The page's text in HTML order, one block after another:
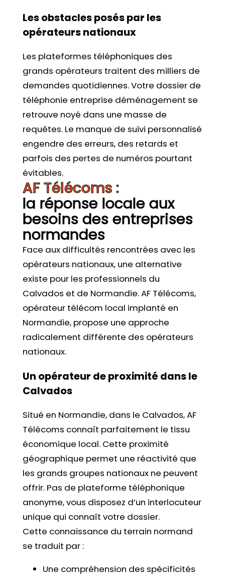
Les obstacles posés par les
opérateurs nationaux
Les plateformes téléphoniques des
grands opérateurs traitent des milliers de
demandes quotidiennes. Votre dossier de
téléphonie entreprise déménagement se
retrouve noyé dans une masse de
requêtes. Le manque de suivi personnalisé
engendre des erreurs, des retards et
parfois des pertes de numéros pourtant
évitables.
AF Télécoms :
la réponse locale aux
besoins des entreprises
normandes
Face aux difficultés rencontrées avec les
opérateurs nationaux, une alternative
existe pour les professionnels du
Calvados et de Normandie. AF Télécoms,
opérateur télécom local implanté en
Normandie, propose une approche
radicalement différente des opérateurs
nationaux.
Un opérateur de proximité dans le
Calvados
Situé en Normandie, dans le Calvados, AF
Télécoms connaît parfaitement le tissu
économique local. Cette proximité
géographique permet une réactivité que
les grands groupes nationaux ne peuvent
offrir. Pas de plateforme téléphonique
anonyme, vous disposez d’un interlocuteur
unique qui connaît votre dossier.
Cette connaissance du terrain normand
se traduit par :
Une compréhension des spécificités